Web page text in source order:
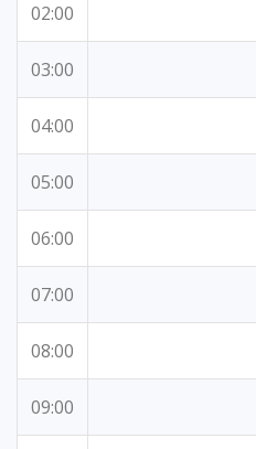
02:00
03:00
04:00
05:00
06:00
07:00
08:00
09:00